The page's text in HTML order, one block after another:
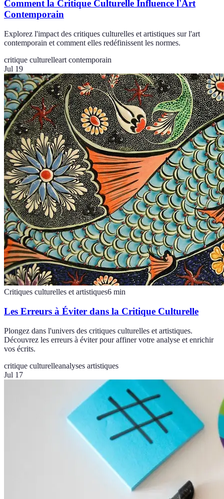
Comment la Critique Culturelle Influence l'Art
Contemporain
Explorez l'impact des critiques culturelles et artistiques sur l'art
contemporain et comment elles redéfinissent les normes.
critique culturelleart contemporain
Jul 19
Critiques culturelles et artistiques6 min
Les Erreurs à Éviter dans la Critique Culturelle
Plongez dans l'univers des critiques culturelles et artistiques.
Découvrez les erreurs à éviter pour affiner votre analyse et enrichir
vos écrits.
critique culturelleanalyses artistiques
Jul 17